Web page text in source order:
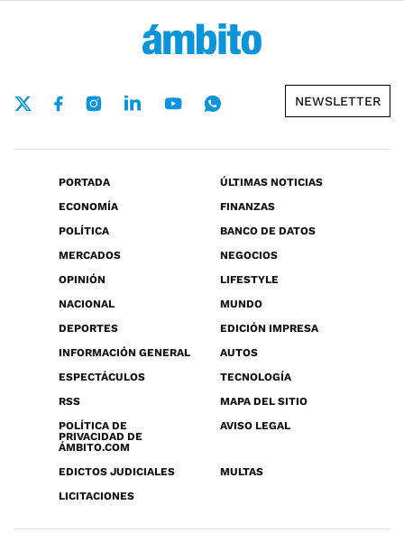
NEWSLETTER
PORTADA
ÚLTIMAS NOTICIAS
ECONOMÍA
FINANZAS
POLÍTICA
BANCO DE DATOS
MERCADOS
NEGOCIOS
OPINIÓN
LIFESTYLE
NACIONAL
MUNDO
DEPORTES
EDICIÓN IMPRESA
INFORMACIÓN GENERAL
AUTOS
ESPECTÁCULOS
TECNOLOGÍA
RSS
MAPA DEL SITIO
POLÍTICA DE
PRIVACIDAD DE
ÁMBITO.COM
AVISO LEGAL
EDICTOS JUDICIALES
MULTAS
LICITACIONES